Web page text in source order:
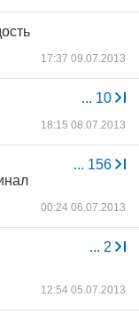
17:37 09.07.2013
... 10
18:15 08.07.2013
... 156
00:24 06.07.2013
... 2
12:54 05.07.2013